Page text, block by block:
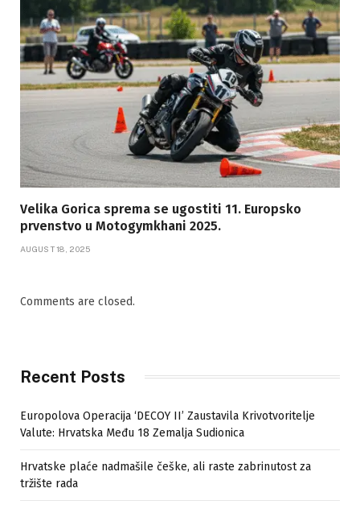
Velika Gorica sprema se ugostiti 11. Europsko
prvenstvo u Motogymkhani 2025.
AUGUST 18, 2025
Comments are closed.
Recent Posts
Europolova Operacija ‘DECOY II’ Zaustavila Krivotvoritelje
Valute: Hrvatska Među 18 Zemalja Sudionica
Hrvatske plaće nadmašile češke, ali raste zabrinutost za
tržište rada